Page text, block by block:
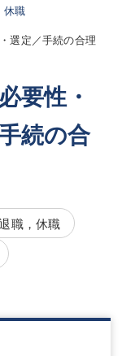
休職
選定／手続の合理
要性・
続の合
職，休職